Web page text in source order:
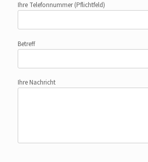
Ihre Telefonnummer(Pflichtfeld)
Betreff
Ihre Nachricht